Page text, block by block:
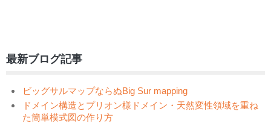
最新ブログ記事
ビッグサルマップならぬBig Sur mapping
ドメイン構造とプリオン様ドメイン・天然変性領域を重ね
た簡単模式図の作り方